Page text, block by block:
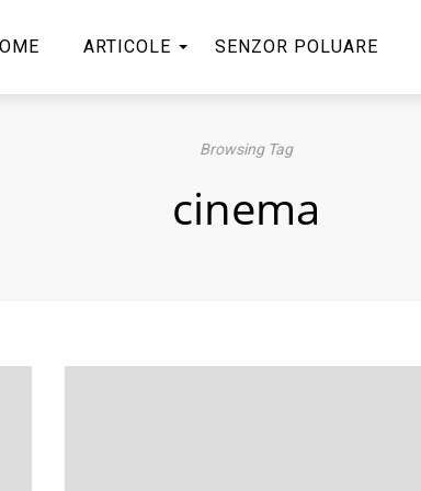
ARTICOLE SENZOR POLUARE
Browsing Tag
cinema